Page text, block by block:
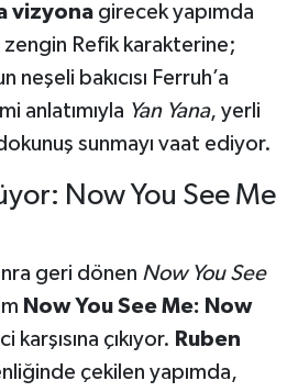
vizyonagirecek yapımda
zengin Refik karakterine;
neşeli bakıcısı Ferruh’a
anlatımıyla Yan Yana, yerli
sunmayı vaat ediyor.
Now You See Me
geri dönen Now You See
Now You See Me: Now
karşısına çıkıyor. Ruben
çekilen yapımda,